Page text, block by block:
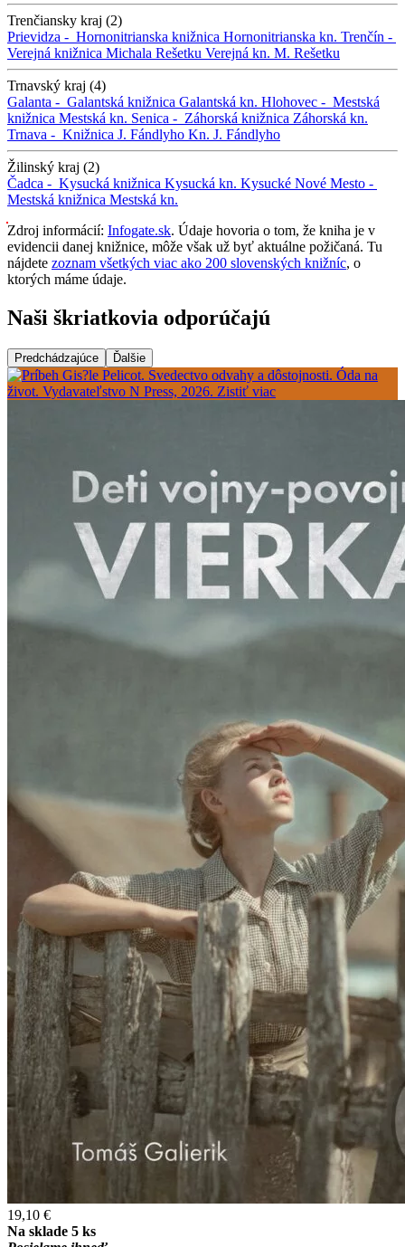
Trenčiansky kraj (2)
Prievidza - Hornonitrianska knižnica Hornonitrianska kn. Trenčín -
Verejná knižnica Michala Rešetku Verejná kn. M. Rešetku
Trnavský kraj (4)
Galanta - Galantská knižnica Galantská kn. Hlohovec - Mestská
knižnica Mestská kn. Senica - Záhorská knižnica Záhorská kn.
Trnava - Knižnica J. Fándlyho Kn. J. Fándlyho
Žilinský kraj (2)
Čadca - Kysucká knižnica Kysucká kn. Kysucké Nové Mesto -
Mestská knižnica Mestská kn.
Zdroj informácií: Infogate.sk. Údaje hovoria o tom, že kniha je v
evidencii danej knižnice, môže však už byť aktuálne požičaná. Tu
nájdete zoznam všetkých viac ako 200 slovenských knižníc, o
ktorých máme údaje.
Naši škriatkovia odporúčajú
Predchádzajúce Ďalšie
19,10 €
Na sklade 5 ks